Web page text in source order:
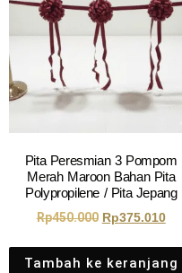
Pita Peresmian 3 Pompom
Merah Maroon Bahan Pita
Polypropilene / Pita Jepang
Rp450.000 Rp375.010
Tambah ke keranjang